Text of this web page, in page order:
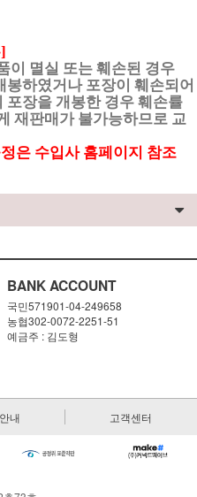
이 멸실 또는 훼손된 경우
하였거나 포장이 훼손되어
포장을 개봉한 경우 훼손률
재판매가 불가능하므로 교
은 수입사 홈페이지 참조
BANK ACCOUNT
국민571901-04-249658
농협302-0072-2251-51
예금주 : 김도형
내 고객센터